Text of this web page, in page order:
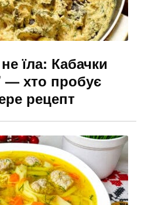
їла: Кабачки
— хто пробує
рецепт